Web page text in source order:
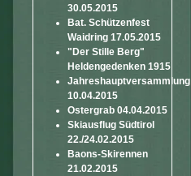
30.05.2015
Bat. Schützenfest
Waidring 17.05.2015
"Der Stille Berg"
Heldengedenken 1915
Jahreshauptversammlung
10.04.2015
Ostergrab 04.04.2015
Skiausflug Südtirol
22./24.02.2015
Baons-Skirennen
21.02.2015